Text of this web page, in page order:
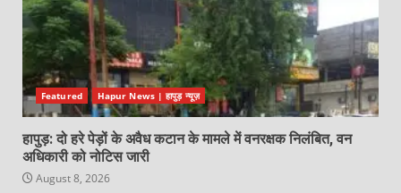
Featured Hapur News | हापुड़ न्यूज़
हापुड़: दो हरे पेड़ों के अवैध कटान के मामले में वनरक्षक निलंबित, वन
अधिकारी को नोटिस जारी
August 8, 2026